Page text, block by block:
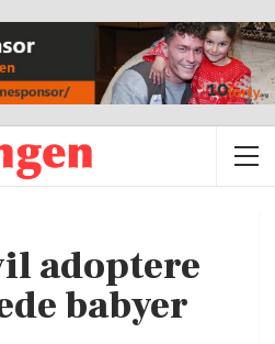
adoptere
babyer